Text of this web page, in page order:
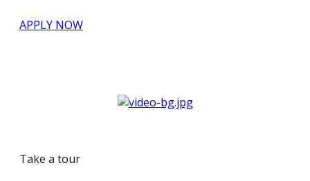
APPLY NOW
Take a tour